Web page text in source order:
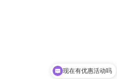
可以介绍下你们的产品么